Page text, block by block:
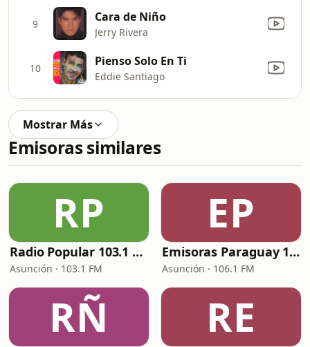
9 Cara de Niño
Jerry Rivera
10 Pienso Solo En Ti
Eddie Santiago
Mostrar Más
Emisoras similares
RP
Radio Popular 103.1 FM
Asunción · 103.1 FM
EP
Emisoras Paraguay 106.1 FM
Asunción · 106.1 FM
RÑ RE